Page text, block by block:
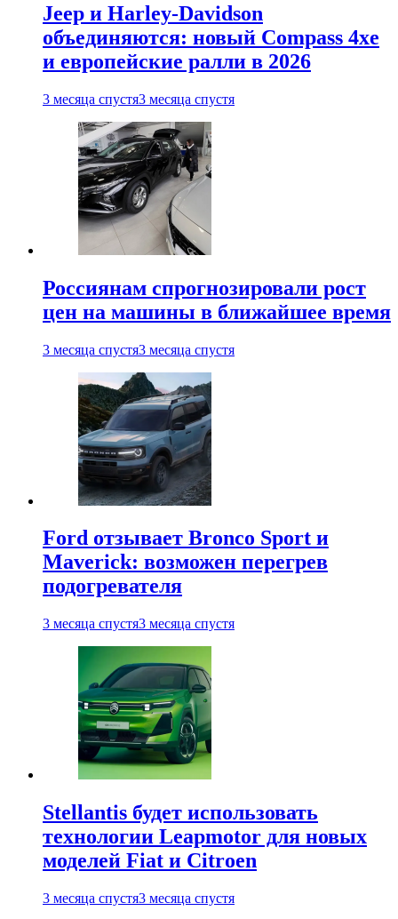
Jeep и Harley-Davidson
объединяются: новый Compass 4xe
и европейские ралли в 2026
3 месяца спустя3 месяца спустя
Россиянам спрогнозировали рост
цен на машины в ближайшее время
3 месяца спустя3 месяца спустя
Ford отзывает Bronco Sport и
Maverick: возможен перегрев
подогревателя
3 месяца спустя3 месяца спустя
Stellantis будет использовать
технологии Leapmotor для новых
моделей Fiat и Citroen
3 месяца спустя3 месяца спустя